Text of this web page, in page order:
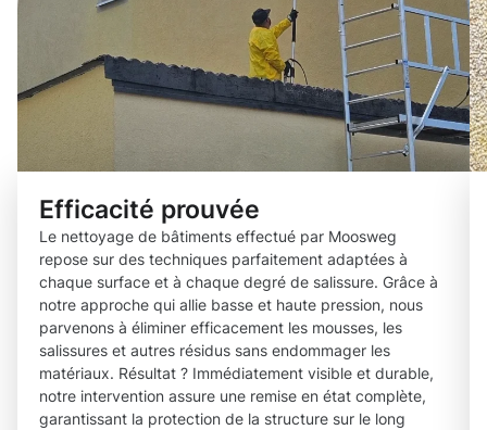
Efficacité prouvée
Le nettoyage de bâtiments effectué par Moosweg
repose sur des techniques parfaitement adaptées à
chaque surface et à chaque degré de salissure. Grâce à
notre approche qui allie basse et haute pression, nous
parvenons à éliminer efficacement les mousses, les
salissures et autres résidus sans endommager les
matériaux. Résultat ? Immédiatement visible et durable,
notre intervention assure une remise en état complète,
garantissant la protection de la structure sur le long